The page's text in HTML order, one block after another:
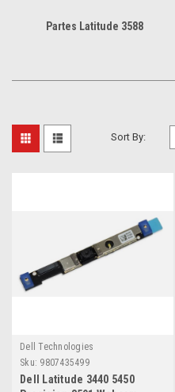
Partes Latitude 3588
Sort By:
Dell Technologies
Sku: 9807435499
Dell Latitude 3440 5450